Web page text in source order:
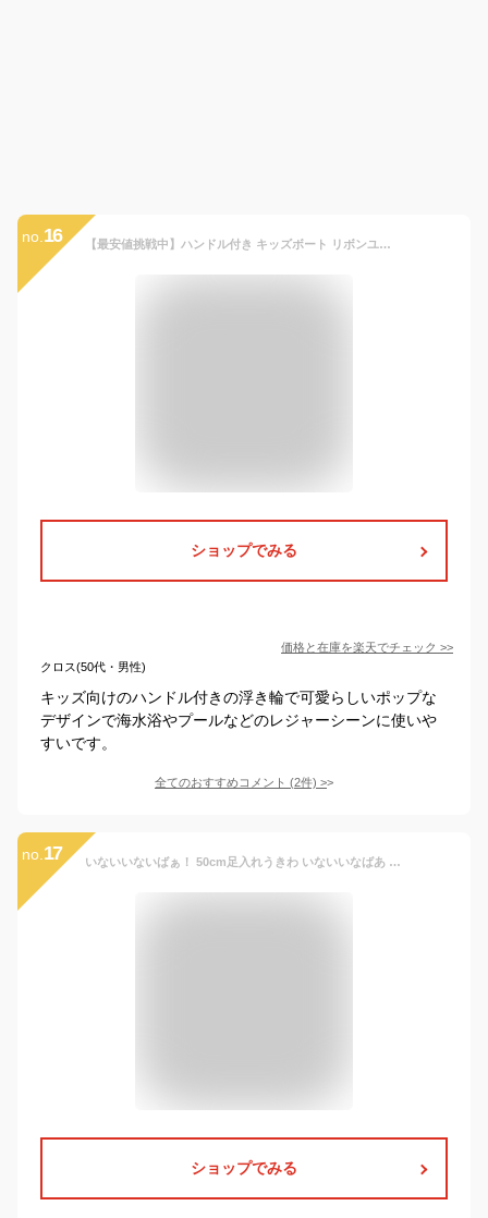
no. 16 【最安値挑戦中】ハンドル付き キッズボート リボンユニコーン ピンクブロッサム ベビーボート 赤ちゃん 幼児用 浮き輪 プール 海 川 星 月 虹 ゆめかわ 動物 ベビーフロート 足入れ キッズ 足穴 水遊び 水慣れ 子供用 海水浴 足抜き ネコポス送料無料！
ショップでみる
価格と在庫を楽天でチェック >>
クロス(50代・男性)
キッズ向けのハンドル付きの浮き輪で可愛らしいポップな
デザインで海水浴やプールなどのレジャーシーンに使いや
すいです。
全てのおすすめコメント (2件) >
no. 17 いないいないばぁ！ 50cm足入れうきわ いないいなばあ Eテレ わんわん ぽぅぽ ベビー キッズ 足入れ グリップ付き ハンドル付き 紐付き 脚入れ 浮き輪 子供 ベビー 2歳 2才 ベビーボート 幼児 子供用 女の子 海 プール 水遊び キャラクターグ 【13時までの注文で当日発送】
ショップでみる